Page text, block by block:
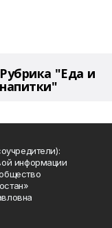
Рубрика "Еда и
напитки"
информации